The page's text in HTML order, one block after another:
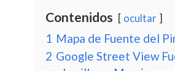
Contenidos ocultar
1 Mapa de Fuente del
2 Google Street View